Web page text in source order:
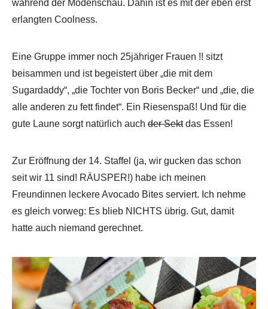
während der Modenschau. Dahin ist es mit der eben erst
erlangten Coolness.
Eine Gruppe immer noch 25jähriger Frauen !! sitzt
beisammen und ist begeistert über „die mit dem
Sugardaddy“, „die Tochter von Boris Becker“ und „die, die
alle anderen zu fett findet“. Ein Riesenspaß! Und für die
gute Laune sorgt natürlich auch der Sektdas Essen!
Zur Eröffnung der 14. Staffel (ja, wir gucken das schon
seit wir 11 sind! RÄUSPER!) habe ich meinen
Freundinnen leckere Avocado Bites serviert. Ich nehme
es gleich vorweg: Es blieb NICHTS übrig. Gut, damit
hatte auch niemand gerechnet.